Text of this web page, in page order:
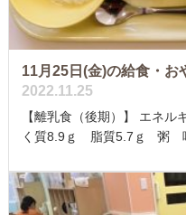
11月25日(金)の給食・お
2022.11.25
【離乳食（後期）】 エネ
く質8.9ｇ 脂質5.7ｇ 粥